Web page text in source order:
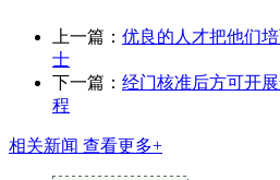
上一篇： 优良的人才把他们
士
下一篇： 经门核准后方可开
程
相关新闻 查看更多+